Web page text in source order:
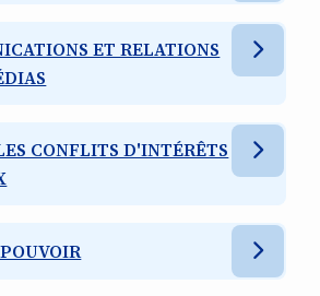
ET RELATIONS
CONFLITS D'INTÉRÊTS